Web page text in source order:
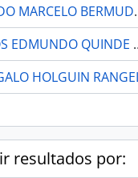
DR
DR
HOLGUIN
resultados por: